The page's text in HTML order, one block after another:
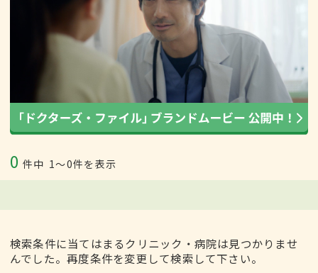
0 件中 1〜0件を表示
検索条件に当てはまるクリニック・病院は見つかりませ
んでした。再度条件を変更して検索して下さい。